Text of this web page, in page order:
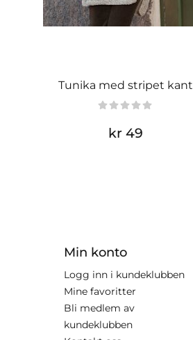
Tunika med stripet kant
kr 49
Min konto
Logg inn i kundeklubben
Mine favoritter
Bli medlem av
kundeklubben